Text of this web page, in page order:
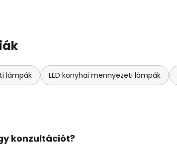
lámpák LED konyhai mennyezeti lámpák
konzultációt?